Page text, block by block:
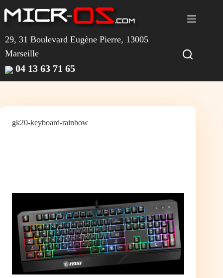
au
contenu
29, 31 Boulevard Eugène Pierre, 13005
Marseille
04 13 63 71 65
gk20-keyboard-rainbow